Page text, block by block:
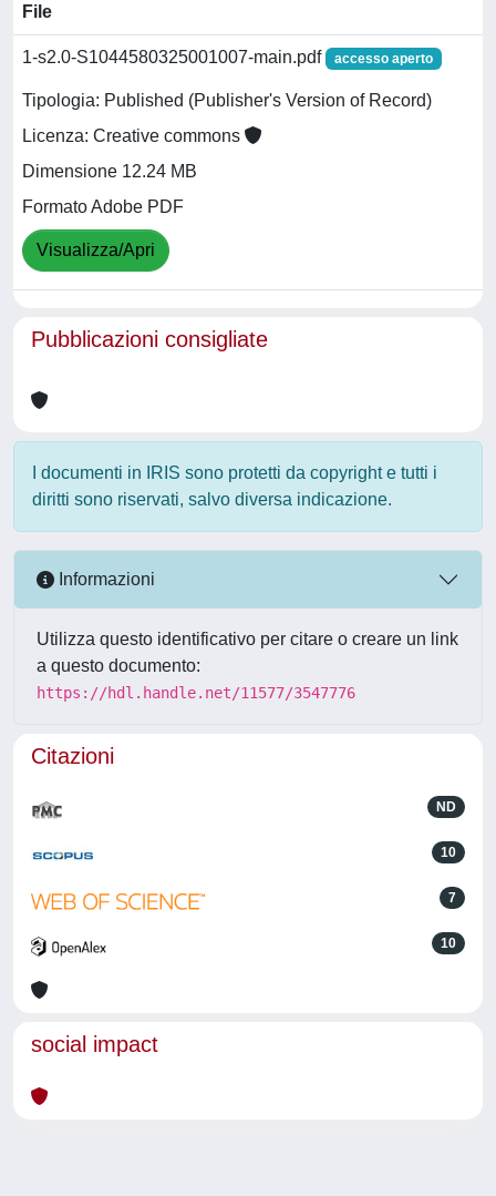
File
1-s2.0-S1044580325001007-main.pdf accesso aperto
Tipologia: Published (Publisher's Version of Record)
Licenza: Creative commons
Dimensione 12.24 MB
Formato Adobe PDF
Visualizza/Apri
Pubblicazioni consigliate
I documenti in IRIS sono protetti da copyright e tutti i
diritti sono riservati, salvo diversa indicazione.
Informazioni
Utilizza questo identificativo per citare o creare un link
a questo documento:
https://hdl.handle.net/11577/3547776
Citazioni
ND
10
7
10
social impact